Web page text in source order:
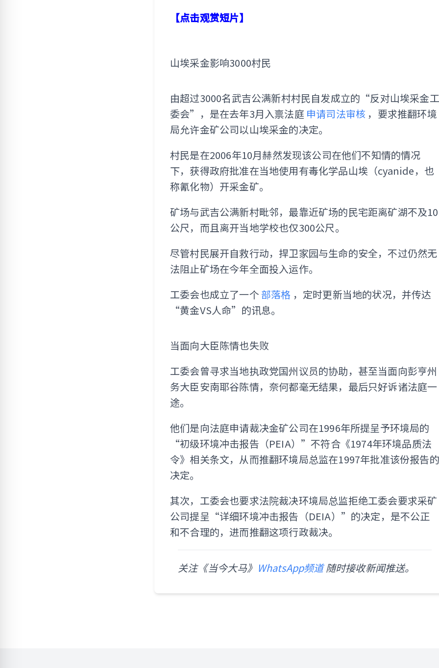
【点击观赏短片】
山埃采金影响3000村民
由超过3000名武吉公满新村村民自发成立的“反对山埃采金工
委会”，是在去年3月入禀法庭 申请司法审核 ，要求推翻环境
局允许金矿公司以山埃采金的决定。
村民是在2006年10月赫然发现该公司在他们不知情的情况
下，获得政府批准在当地使用有毒化学品山埃（cyanide，也
称氰化物）开采金矿。
矿场与武吉公满新村毗邻，最靠近矿场的民宅距离矿湖不及10
公尺，而且离开当地学校也仅300公尺。
尽管村民展开自救行动，捍卫家园与生命的安全，不过仍然无
法阻止矿场在今年全面投入运作。
工委会也成立了一个 部落格 ，定时更新当地的状况，并传达
“黄金VS人命”的讯息。
当面向大臣陈情也失败
工委会曾寻求当地执政党国州议员的协助，甚至当面向彭亨州
务大臣安南耶谷陈情，奈何都毫无结果，最后只好诉诸法庭一
途。
他们是向法庭申请裁决金矿公司在1996年所提呈予环境局的
“初级环境冲击报告（PEIA）”不符合《1974年环境品质法
令》相关条文，从而推翻环境局总监在1997年批准该份报告的
决定。
其次，工委会也要求法院裁决环境局总监拒绝工委会要求采矿
公司提呈“详细环境冲击报告（DEIA）”的决定，是不公正
和不合理的，进而推翻这项行政裁决。
关注《当今大马》 WhatsApp频道随时接收新闻推送。